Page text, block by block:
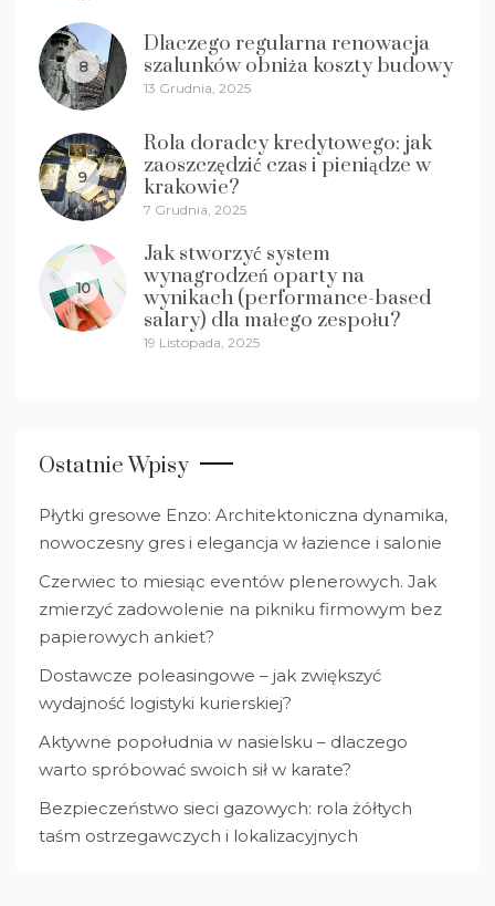
8
Dlaczego regularna renowacja
szalunków obniża koszty budowy
13 Grudnia, 2025
9
Rola doradcy kredytowego: jak
zaoszczędzić czas i pieniądze w
krakowie?
7 Grudnia, 2025
10
Jak stworzyć system
wynagrodzeń oparty na
wynikach (performance-based
salary) dla małego zespołu?
19 Listopada, 2025
Ostatnie Wpisy
Płytki gresowe Enzo: Architektoniczna dynamika,
nowoczesny gres i elegancja w łazience i salonie
Czerwiec to miesiąc eventów plenerowych. Jak
zmierzyć zadowolenie na pikniku firmowym bez
papierowych ankiet?
Dostawcze poleasingowe – jak zwiększyć
wydajność logistyki kurierskiej?
Aktywne popołudnia w nasielsku – dlaczego
warto spróbować swoich sił w karate?
Bezpieczeństwo sieci gazowych: rola żółtych
taśm ostrzegawczych i lokalizacyjnych